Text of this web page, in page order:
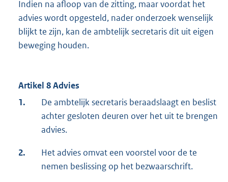
Indien na afloop van de zitting, maar voordat het
advies wordt opgesteld, nader onderzoek wenselijk
blijkt te zijn, kan de ambtelijk secretaris dit uit eigen
beweging houden.
Artikel 8 Advies
1.
De ambtelijk secretaris beraadslaagt en beslist
achter gesloten deuren over het uit te brengen
advies.
2.
Het advies omvat een voorstel voor de te
nemen beslissing op het bezwaarschrift.